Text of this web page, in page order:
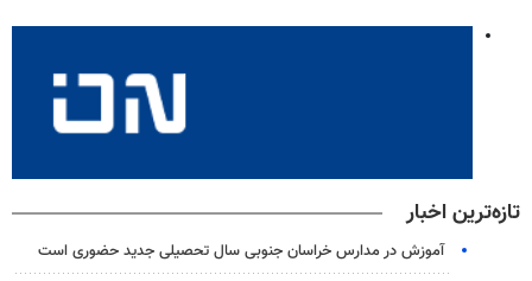
تازه‌ترین اخبار
آموزش در مدارس خراسان جنوبی سال تحصیلی جدید حضوری است